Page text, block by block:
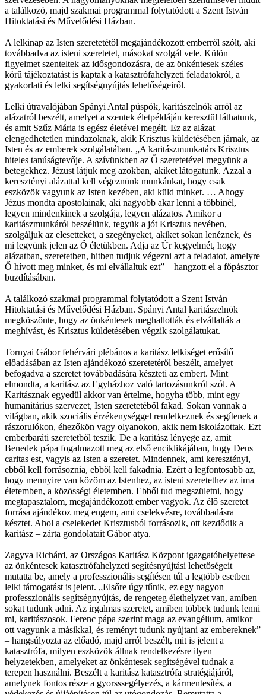
a találkozó, majd szakmai programmal folytatódott a Szent István
Hitoktatási és Művelődési Házban.
A lelkinap az Isten szeretetétől megajándékozott emberről szólt, aki
továbbadva az isteni szeretetet, másokat szolgál vele. Külön
figyelmet szenteltek az idősgondozásra, de az önkéntesek széles
körű tájékoztatást is kaptak a katasztrófahelyzeti feladatokról, a
gyakorlati és lelki segítségnyújtás lehetőségeiről.
Lelki útravalójában Spányi Antal püspök, karitászelnök arról az
alázatról beszélt, amelyet a szentek életpéldáján keresztül láthatunk,
és amit Szűz Mária is egész életével megélt. Ez az alázat
elengedhetetlen mindazoknak, akik Krisztus küldetésében járnak, az
Isten és az emberek szolgálatában. „A karitászmunkatárs Krisztus
hiteles tanúságtevője. A szívünkben az Ő szeretetével megyünk a
betegekhez. Jézust látjuk meg azokban, akiket látogatunk. Azzal a
keresztényi alázattal kell végeznünk munkánkat, hogy csak
eszközök vagyunk az Isten kezében, aki küld minket. … Ahogy
Jézus mondta apostolainak, aki nagyobb akar lenni a többinél,
legyen mindenkinek a szolgája, legyen alázatos. Amikor a
karitászmunkáról beszélünk, tegyük a jót Krisztus nevében,
szolgáljuk az elesetteket, a szegényeket, akiket sokan lenéznek, és
mi legyünk jelen az Ő életükben. Adja az Úr kegyelmét, hogy
alázatban, szeretetben, hitben tudjuk végezni azt a feladatot, amelyre
Ő hívott meg minket, és mi elvállaltuk ezt” – hangzott el a főpásztor
buzdításában.
A találkozó szakmai programmal folytatódott a Szent István
Hitoktatási és Művelődési Házban. Spányi Antal karitászelnök
megköszönte, hogy az önkéntesek meghallották és elvállalták a
meghívást, és Krisztus küldetésében végzik szolgálatukat.
Tornyai Gábor fehérvári plébános a karitász lelkiséget erősítő
előadásában az Isten ajándékozó szeretetéről beszélt, amelyet
befogadva a szeretet továbbadására készteti az embert. Mint
elmondta, a karitász az Egyházhoz való tartozásunkról szól. A
Karitásznak egyedül akkor van értelme, hogyha több, mint egy
humanitárius szervezet, Isten szeretetéből fakad. Sokan vannak a
világban, akik szociális érzékenységgel rendelkeznek és segítenek a
rászorulókon, éhezőkön vagy olyanokon, akik nem iskolázottak. Ezt
emberbaráti szeretetből teszik. De a karitász lényege az, amit
Benedek pápa fogalmazott meg az első enciklikájában, hogy Deus
caritas est, vagyis az Isten a szeretet. Mindennek, ami keresztényi,
ebből kell forrásoznia, ebből kell fakadnia. Ezért a legfontosabb az,
hogy mennyire van közöm az Istenhez, az isteni szeretethez az ima
életemben, a közösségi életemben. Ebből tud megszületni, hogy
megtapasztalom, megajándékozott ember vagyok. Az élő szeretet
forrása ajándékoz meg engem, ami cselekvésre, továbbadásra
késztet. Ahol a cselekedet Krisztusból forrásozik, ott kezdődik a
karitász – zárta gondolatait Gábor atya.
Zagyva Richárd, az Országos Karitász Központ igazgatóhelyettese
az önkéntesek katasztrófahelyzeti segítésnyújtási lehetőségeit
mutatta be, amely a professzionális segítésen túl a legtöbb esetben
lelki támogatást is jelent. „Elsőre úgy tűnik, ez egy nagyon
professzionális segítségnyújtás, de rengeteg élethelyzet van, amiben
sokat tudunk adni. Az irgalmas szeretet, amiben többek tudunk lenni
mi, karitászosok. Ferenc pápa szerint maga az evangélium, amikor
ott vagyunk a másikkal, és reményt tudunk nyújtani az embereknek”
– hangsúlyozta az előadó, majd arról beszélt, mit is jelent a
katasztrófa, milyen eszközök állnak rendelkezésre ilyen
helyzetekben, amelyeket az önkéntesek segítségével tudnak a
terepen használni. Beszélt a karitász katasztrófa stratégiájáról,
amelynek fontos része a gyorsssegélyezés, a kármentesítés, a